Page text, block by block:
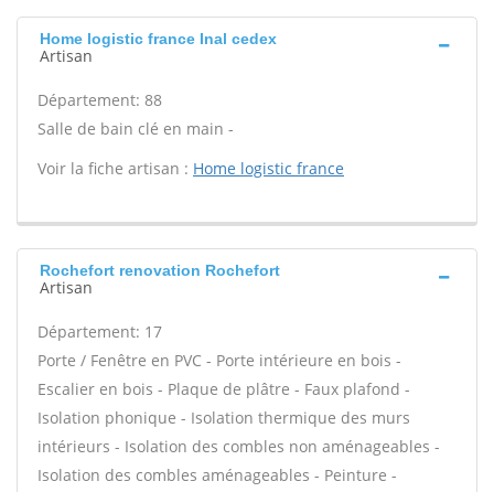
Home logistic france Inal cedex
Artisan
Département: 88
Salle de bain clé en main -
Voir la fiche artisan : Home logistic france
Rochefort renovation Rochefort
Artisan
Département: 17
Porte / Fenêtre en PVC - Porte intérieure en bois -
Escalier en bois - Plaque de plâtre - Faux plafond -
Isolation phonique - Isolation thermique des murs
intérieurs - Isolation des combles non aménageables -
Isolation des combles aménageables - Peinture -